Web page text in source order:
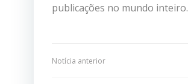
publicações no mundo inteiro.
Navegação
Notícia anterior